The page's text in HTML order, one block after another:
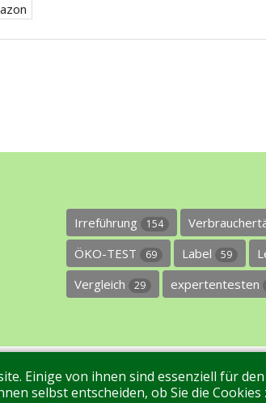
Irreführung 154
ÖKO-TEST 69 Label 59
Vergleich 29 expertentesten
Über uns Kontakt Tags
Einige von ihnen sind essenziell für
selbst entscheiden, ob Sie die